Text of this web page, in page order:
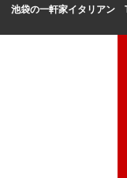
池袋の一軒家イタリアン